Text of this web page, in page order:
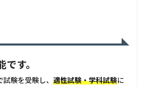
す。
験を受験し、 適性試験・学科試験に